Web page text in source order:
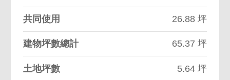
共同使用 26.88 坪
建物坪數總計 65.37 坪
土地坪數 5.64 坪